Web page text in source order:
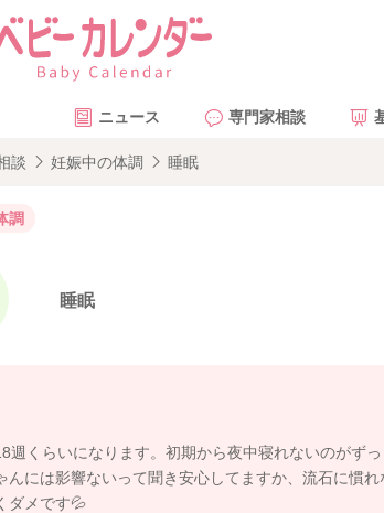
ニュース 専門家相談
談 妊娠中の体調 睡眠
調
睡眠
週くらいになります。初期から夜中寝れないのがずっ
んには影響ないって聞き安心してますか、流石に慣
ダメです💦